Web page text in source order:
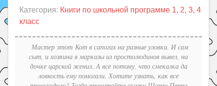
Уроки
ГДЗ
Психология
Летом!
Категория: Книги по школьной программе 1, 2, 3, 4
класс
Мастер этот Кот в сапогах на разные уловки. И сам
сыт, и хозяина в маркизы из простолюдинов вывел, на
дочке царской женил. А все потому, что смекалка да
ловкость ему помогали. Хотите узнать, как все